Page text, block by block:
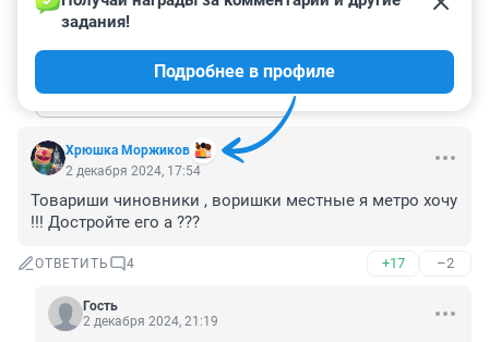
что скоро опять ремонтировать нужно будет
ОТВЕТИТЬ +4 –0
Показать ещё 1 ответ
Хрюшка Моржиков
задания!
Подробнее в профиле
2 декабря 2024, 17:54
Товариши чиновники , воришки местные я метро хочу
!!! Достройте его а ???
ОТВЕТИТЬ 4 +17 –2
Гость
2 декабря 2024, 21:19